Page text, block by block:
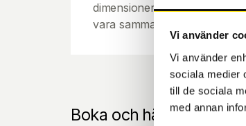
Vi använder
Vi använder
sociala medier
till de sociala
med annan
dimensioner. Ibland kan
vara samma dimension som
Boka och hämta hos